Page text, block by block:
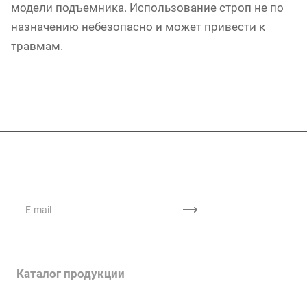
модели подъемника. Использование строп не по
назначению небезопасно и может привести к
травмам.
Каталог продукции